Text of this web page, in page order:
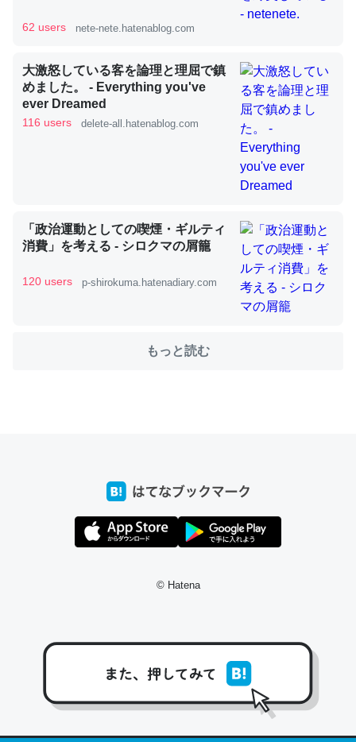
これを元に考えるとカルシウムを大量に使う脊椎動物と貝
類は苦労してるんだな…。腹足類だと殻を無くしてナメク
ジになったり努力してるし。
─ニュース :: 【研究発表】昆虫学の大問題＝「昆虫はなぜ海にいな
ウチもEchoを実家に置いて４年。でたまに覗いてる。ぼ
ちぼちRingも置こうかと画策中。あと、Googleマップで
位置情報を共有してる。電池残量や充電中かが分かるので
─たまにLINEするくらいだった遠方の父67歳と僕。ITツール導入で
コミュニケーションが劇的に変化した｜tayorini by LIFULL介護
り時間を日数にすると1週間とかの人が多いそうだけど、
それを実質100倍以上に伸ばす効果があるはず……
─たまにLINEするくらいだった遠方の父67歳と僕。ITツール導入で
コミュニケーションが劇的に変化した｜tayorini by LIFULL介護
私も3年前ぐらいに祖母の家に設置した。ポケットWifiみ
たいなのでネット環境作ったけどAlexaしか使わないので
回線代ほとんどかからないですよ。参考：
https://toyoshi.hatenablog.com/entry/2019/05/15/1805
62 users nete-nete.hatenablog.com
大激怒している客を論理と理屈で鎮
めました。 - Everything you've
ever Dreamed
116 users delete-all.hatenablog.com
「政治運動としての喫煙・ギルティ
消費」を考える - シロクマの屑籠
120 users p-shirokuma.hatenadiary.com
もっと読む
© Hatena